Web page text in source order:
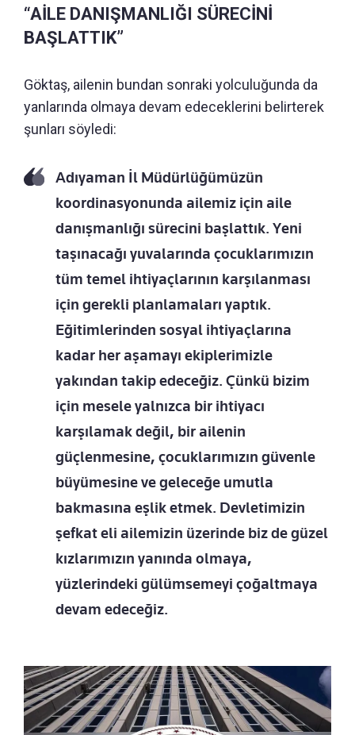
“AİLE DANIŞMANLIĞI SÜRECİNİ
BAŞLATTIK”
Göktaş, ailenin bundan sonraki yolculuğunda da
yanlarında olmaya devam edeceklerini belirterek
şunları söyledi:
Adıyaman İl Müdürlüğümüzün
koordinasyonunda ailemiz için aile
danışmanlığı sürecini başlattık. Yeni
taşınacağı yuvalarında çocuklarımızın
tüm temel ihtiyaçlarının karşılanması
için gerekli planlamaları yaptık.
Eğitimlerinden sosyal ihtiyaçlarına
kadar her aşamayı ekiplerimizle
yakından takip edeceğiz. Çünkü bizim
için mesele yalnızca bir ihtiyacı
karşılamak değil, bir ailenin
güçlenmesine, çocuklarımızın güvenle
büyümesine ve geleceğe umutla
bakmasına eşlik etmek. Devletimizin
şefkat eli ailemizin üzerinde biz de güzel
kızlarımızın yanında olmaya,
yüzlerindeki gülümsemeyi çoğaltmaya
devam edeceğiz.